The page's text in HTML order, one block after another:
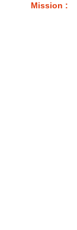
Mission :